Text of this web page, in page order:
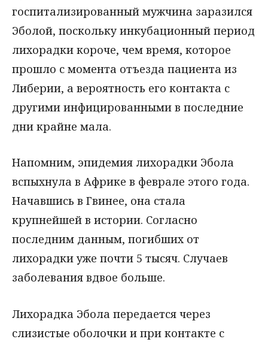
госпитализированный мужчина заразился
Эболой, поскольку инкубационный период
лихорадки короче, чем время, которое
прошло с момента отъезда пациента из
Либерии, а вероятность его контакта с
другими инфицированными в последние
дни крайне мала.
Напомним, эпидемия лихорадки Эбола
вспыхнула в Африке в феврале этого года.
Начавшись в Гвинее, она стала
крупнейшей в истории. Согласно
последним данным, погибших от
лихорадки уже почти 5 тысяч. Случаев
заболевания вдвое больше.
Лихорадка Эбола передается через
слизистые оболочки и при контакте с